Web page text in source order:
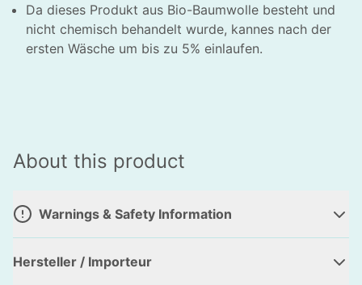
Da dieses Produkt aus Bio-Baumwolle besteht und
nicht chemisch behandelt wurde, kannes nach der
ersten Wäsche um bis zu 5% einlaufen.
About this product
Warnings & Safety Information
Hersteller / Importeur